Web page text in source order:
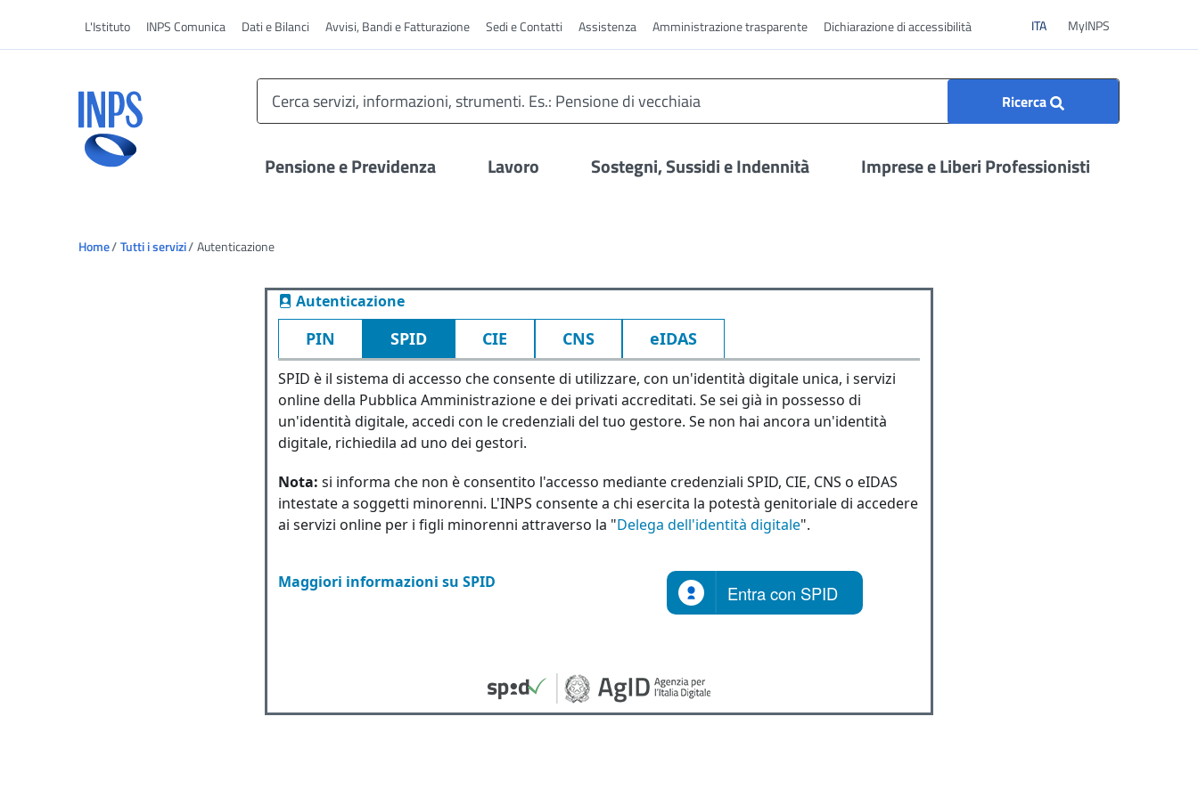
L'Istituto INPS Comunica Dati e Bilanci Avvisi, Bandi e Fatturazione Sedi e Contatti Assistenza Amministrazione trasparente Dichiarazione di accessibilità ITAITA MyINPS
Ricerca
Pensione e Previdenza Lavoro Sostegni, Sussidi e Indennità Imprese e Liberi Professionisti
Home Tutti i servizi Autenticazione
Autenticazione
PIN SPID CIE CNS eIDAS
SPID è il sistema di accesso che consente di utilizzare, con un'identità digitale unica, i servizi
online della Pubblica Amministrazione e dei privati accreditati. Se sei già in possesso di
un'identità digitale, accedi con le credenziali del tuo gestore. Se non hai ancora un'identità
digitale, richiedila ad uno dei gestori.
Nota: si informa che non è consentito l'accesso mediante credenziali SPID, CIE, CNS o eIDAS
intestate a soggetti minorenni. L'INPS consente a chi esercita la potestà genitoriale di accedere
ai servizi online per i figli minorenni attraverso la "Delega dell'identità digitale".
Maggiori informazioni su SPID
Entra con SPID